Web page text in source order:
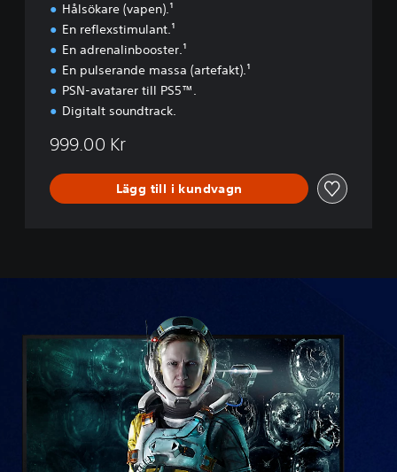
Hålsökare (vapen).¹
En reflexstimulant.¹
En adrenalinbooster.¹
En pulserande massa (artefakt).¹
PSN-avatarer till PS5™.
Digitalt soundtrack.
999.00 Kr
Lägg till i kundvagn